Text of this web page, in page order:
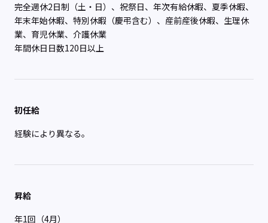
完全週休2日制（土・日）、祝祭日、年次有給休暇、夏季休暇、
年末年始休暇、特別休暇（慶弔含む）、産前産後休暇、生理休
業、育児休業、介護休業
年間休日日数120日以上
初任給
経験により異なる。
昇給
年1回（4月）